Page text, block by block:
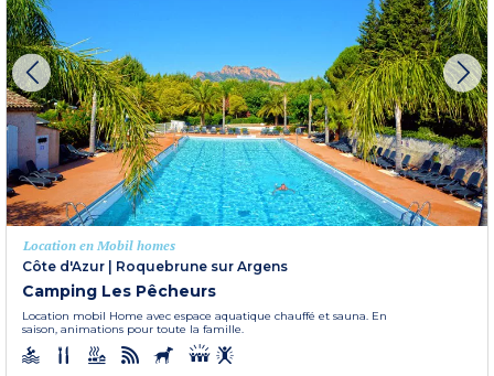
Location en Mobil homes
Côte d'Azur | Roquebrune sur Argens
Camping Les Pêcheurs
Location mobil Home avec espace aquatique chauffé et sauna. En
saison, animations pour toute la famille.